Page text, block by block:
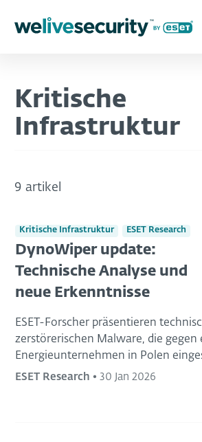
Kritische
Infrastruktur
9 artikel
Kritische Infrastruktur ESET Research
DynoWiper update:
Technische Analyse und
neue Erkenntnisse
ESET-Forscher präsentieren
zerstörerischen Malware, die gegen
Energieunternehmen in Polen
ESET Research • 30 Jan 2026